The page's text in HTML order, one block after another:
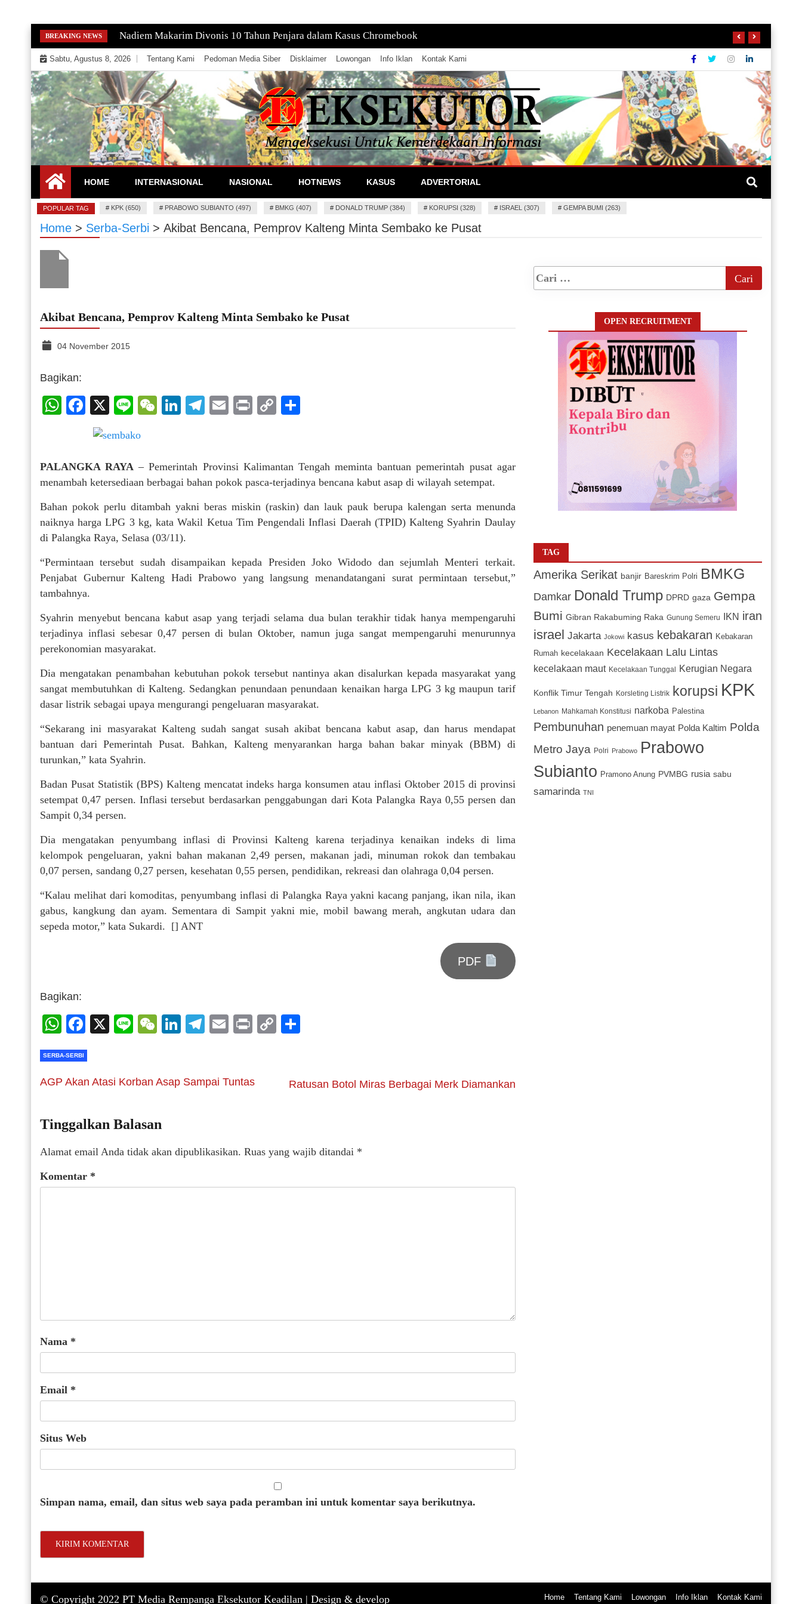
Skip
to
content
BREAKING NEWS Gempa Magnitudo 2,9 Guncang Pacitan, Pusatnya di Laut
Sabtu, Agustus 8, 2026 Tentang Kami Pedoman Media Siber Disklaimer Lowongan Info Iklan Kontak Kami
EKSEKUTOR
Mengeksekusi Berita Untuk Kemerdekaan dan Keadilan Informasi
HOME INTERNASIONAL NASIONAL HOTNEWS KASUS ADVERTORIAL
POPULAR TAG # KPK (650) # PRABOWO SUBIANTO (497) # BMKG (407) # DONALD TRUMP (384) # KORUPSI (328) # ISRAEL (307) # GEMPA BUMI (263)
Home > Serba-Serbi > Akibat Bencana, Pemprov Kalteng Minta Sembako ke Pusat
Akibat Bencana, Pemprov Kalteng Minta Sembako ke Pusat
04 November 2015
Bagikan:
WhatsApp
Facebook
X LineWeChat
LinkedIn
Telegram
EmailPrintCopy
PALANGKA RAYA – Pemerintah Provinsi Kalimantan Tengah meminta bantuan pemerintah pusat agar
menambah ketersediaan berbagai bahan pokok pasca-terjadinya bencana kabut asap di wilayah setempat.
Bahan pokok perlu ditambah yakni beras miskin (raskin) dan lauk pauk berupa kalengan serta menunda
naiknya harga LPG 3 kg, kata Wakil Ketua Tim Pengendali Inflasi Daerah (TPID) Kalteng Syahrin Daulay
di Palangka Raya, Selasa (03/11).
“Permintaan tersebut sudah disampaikan kepada Presiden Joko Widodo dan sejumlah Menteri terkait.
Penjabat Gubernur Kalteng Hadi Prabowo yang langsung menandatangani surat permintaan tersebut,”
tambahnya.
Syahrin menyebut bencana kabut asap yang terjadi selama dua bulan terakhir tidak hanya mempengaruhi
terjadinya inflasi sebesar 0,47 persen di bulan Oktober, namun juga sangat mempengaruhi menurunnya
perekonomian masyarakat.
Dia mengatakan penambahan kebutuhan pokok tersebut nantinya akan disalurkan kepada masyarakat yang
sangat membutuhkan di Kalteng. Sedangkan penundaan penundaan kenaikan harga LPG 3 kg maupun tarif
dasar listrik sebagai upaya mengurangi pengeluaran masyarakat.
“Sekarang ini masyarakat Kalteng sudah sangat susah akibat bencana kabut asap, dan harus mendapat
bantuan dari Pemerintah Pusat. Bahkan, Kalteng menyarankan harga bahan bakar minyak (BBM) di
turunkan,” kata Syahrin.
Badan Pusat Statistik (BPS) Kalteng mencatat indeks harga konsumen atau inflasi Oktober 2015 di provinsi
setempat 0,47 persen. Inflasi tersebut berdasarkan penggabungan dari Kota Palangka Raya 0,55 persen dan
Sampit 0,34 persen.
Dia mengatakan penyumbang inflasi di Provinsi Kalteng karena terjadinya kenaikan indeks di lima
kelompok pengeluaran, yakni bahan makanan 2,49 persen, makanan jadi, minuman rokok dan tembakau
0,07 persen, sandang 0,27 persen, kesehatan 0,55 persen, pendidikan, rekreasi dan olahraga 0,04 persen.
“Kalau melihat dari komoditas, penyumbang inflasi di Palangka Raya yakni kacang panjang, ikan nila, ikan
gabus, kangkung dan ayam. Sementara di Sampit yakni mie, mobil bawang merah, angkutan udara dan
sepeda motor,” kata Sukardi. [] ANT
PDF
Bagikan:
WhatsApp
Facebook
X LineWeChat
LinkedIn
Telegram
EmailPrintCopy
SERBA-SERBI
AGP Akan Atasi Korban Asap Sampai Tuntas Ratusan Botol Miras Berbagai Merk Diamankan
Tinggalkan Balasan
Alamat email Anda tidak akan dipublikasikan. Ruas yang wajib ditandai *
Komentar *
Nama *
Email *
Situs Web
Simpan nama, email, dan situs web saya pada peramban ini untuk komentar saya berikutnya.
OPEN RECRUITMENT
TAG
Amerika Serikat banjir Bareskrim Polri BMKG
Damkar Donald Trump DPRD gaza Gempa
Bumi Gibran Rakabuming Raka Gunung Semeru IKN iran
israel Jakarta Jokowi kasus kebakaran Kebakaran
Rumah kecelakaan Kecelakaan Lalu Lintas
kecelakaan maut Kecelakaan Tunggal Kerugian Negara
Konflik Timur Tengah Korsleting Listrik korupsi KPK
Lebanon Mahkamah Konstitusi narkoba Palestina
Pembunuhan penemuan mayat Polda Kaltim Polda
Metro Jaya
Polri Prabowo
Prabowo
Subianto Pramono Anung PVMBG rusia sabu
samarinda TNI
© Copyright 2022 PT Media Rempanga Eksekutor Keadilan | Design & develop Home Tentang Kami Lowongan Info Iklan Kontak Kami